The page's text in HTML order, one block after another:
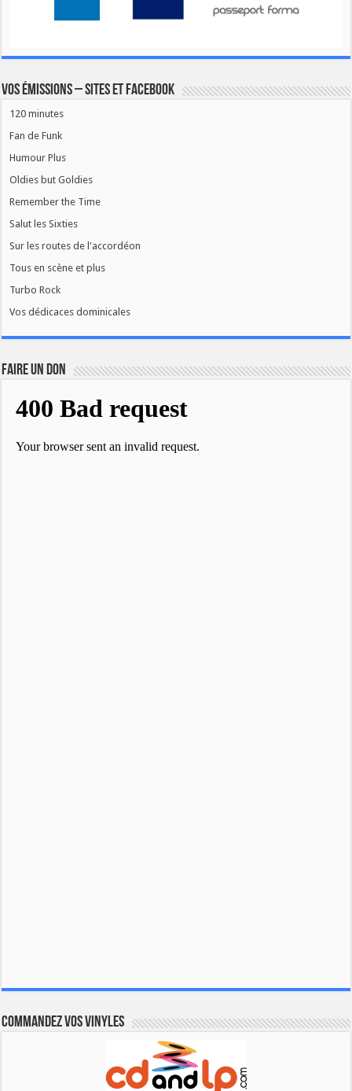
Vos émissions – Sites et Facebook
120 minutes
Fan de Funk
Humour Plus
Oldies but Goldies
Remember the Time
Salut les Sixties
Sur les routes de l'accordéon
Tous en scène et plus
Turbo Rock
Vos dédicaces dominicales
FAIRE UN DON
Commandez vos vinyles